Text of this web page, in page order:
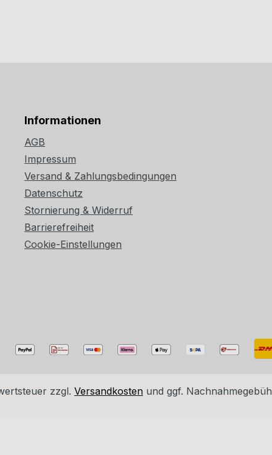
Informationen
AGB
Impressum
Versand & Zahlungsbedingungen
Datenschutz
Stornierung & Widerruf
Barrierefreiheit
Cookie-Einstellungen
zzgl. Versandkosten und ggf.